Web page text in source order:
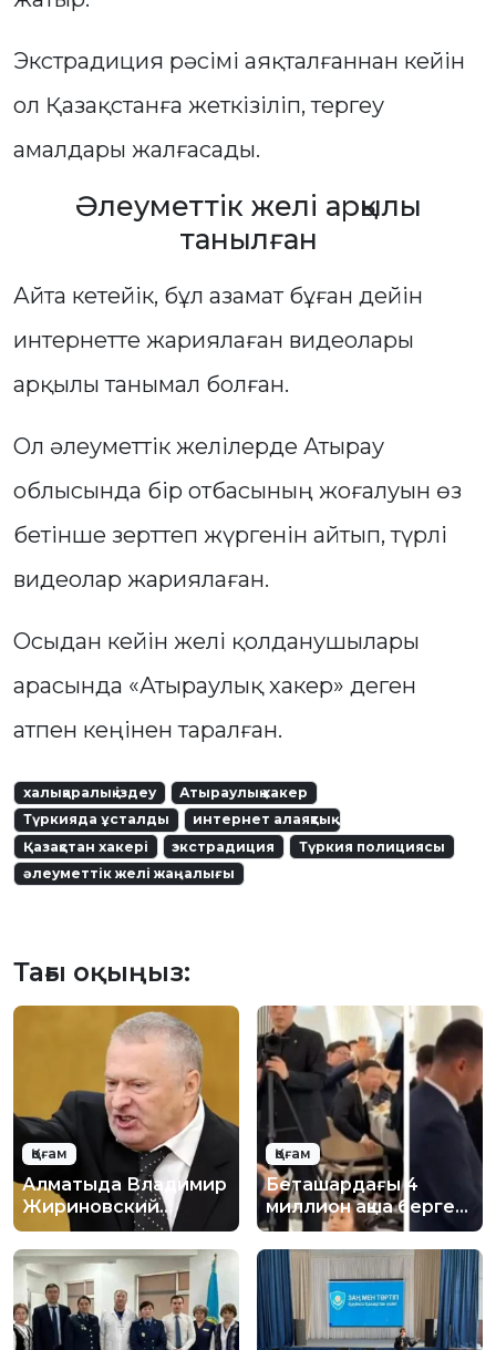
Экстрадиция рәсімі аяқталғаннан кейін
ол Қазақстанға жеткізіліп, тергеу
амалдары жалғасады.
Әлеуметтік желі арқылы
танылған
Айта кетейік, бұл азамат бұған дейін
интернетте жариялаған видеолары
арқылы танымал болған.
Ол әлеуметтік желілерде Атырау
облысында бір отбасының жоғалуын өз
бетінше зерттеп жүргенін айтып, түрлі
видеолар жариялаған.
Осыдан кейін желі қолданушылары
арасында «Атыраулық хакер» деген
атпен кеңінен таралған.
халықаралық іздеу
Атыраулық хакер
Түркияда ұсталды
интернет алаяқтық
Қазақстан хакері
экстрадиция
Түркия полициясы
әлеуметтік желі жаңалығы
Тағы оқыңыз:
Қоғам
Алматыда Владимир
Жириновский
құрметіне естелік
тақта орнату
ұсынылды
Қоғам
Беташардағы 4
миллион ақша берген
кәсіпкер кім?